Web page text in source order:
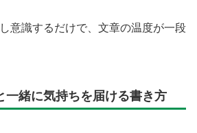
意識するだけで、文章の温度が一段
一緒に気持ちを届ける書き方